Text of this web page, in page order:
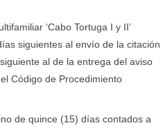
‘Cabo Tortuga I y II’
siguientes al envío de la citación
al de la entrega del aviso
Código de Procedimiento
de quince (15) días contados a